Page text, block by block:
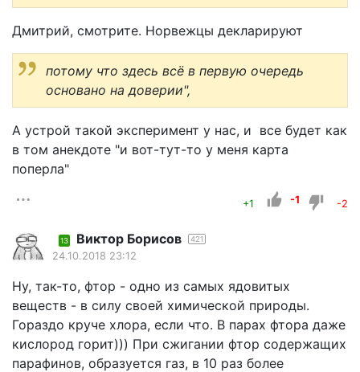
Дмитрий, смотрите. Норвежцы декларируют
потому что здесь всё в первую очередь
основано на доверии",
А устрой такой эксперимент у нас, и все будет как
в том анекдоте "и вот-тут-то у меня карта
поперла"
+1 -1 -2
13 Виктор Борисов 421
24.10.2018 23:12
Ну, так-то, фтор - одно из самых ядовитых
веществ - в силу своей химической природы.
Гораздо круче хлора, если что. В парах фтора даже
кислород горит))) При сжигании фтор содержащих
парафинов, образуется газ, в 10 раз более